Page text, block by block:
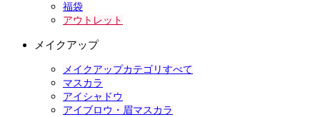
福袋
アウトレット
メイクアップ
メイクアップカテゴリすべて
マスカラ
アイシャドウ
アイブロウ・眉マスカラ